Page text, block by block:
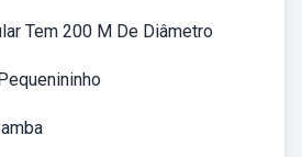
Tem 200 M De Diâmetro